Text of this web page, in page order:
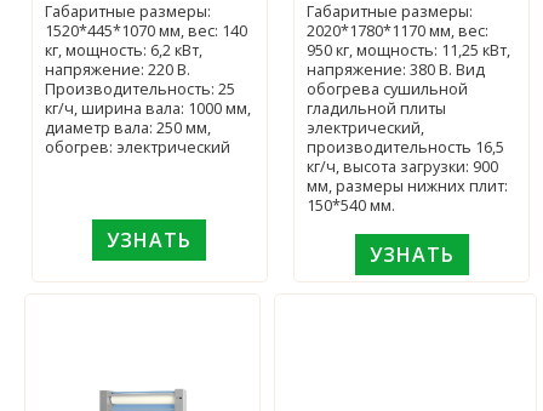
Габаритные размеры:
1520*445*1070 мм, вес: 140
кг, мощность: 6,2 кВт,
напряжение: 220 В.
Производительность: 25
кг/ч, ширина вала: 1000 мм,
диаметр вала: 250 мм,
обогрев: электрический
УЗНАТЬ
Габаритные размеры:
2020*1780*1170 мм, вес:
950 кг, мощность: 11,25 кВт,
напряжение: 380 В. Вид
обогрева сушильной
гладильной плиты
электрический,
производительность 16,5
кг/ч, высота загрузки: 900
мм, размеры нижних плит:
150*540 мм.
УЗНАТЬ